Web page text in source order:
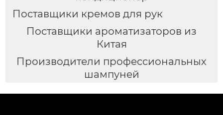
Поставщики кремов для рук
Поставщики ароматизаторов из
Китая
Производители профессиональных
шампуней